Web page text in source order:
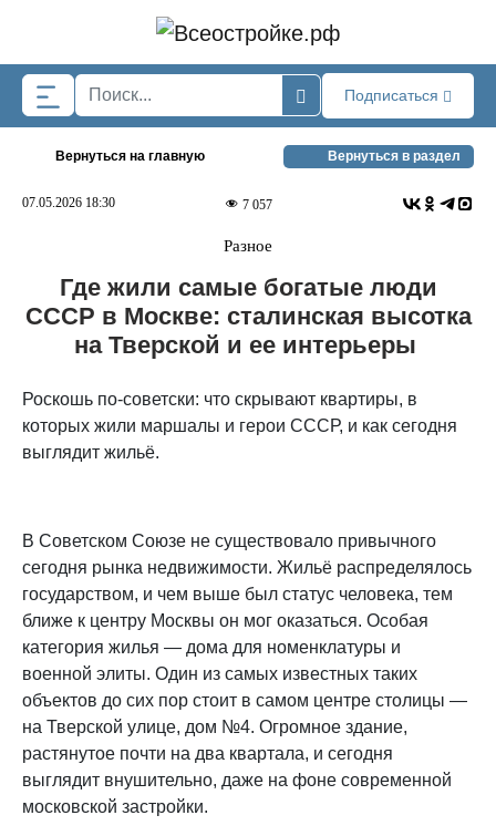
Подписаться
Вернуться на главную Вернуться в раздел
07.05.2026 18:30 7 057
Разное
Где жили самые богатые люди
СССР в Москве: сталинская высотка
на Тверской и ее интерьеры
Роскошь по-советски: что скрывают квартиры, в
которых жили маршалы и герои СССР, и как сегодня
выглядит жильё.
В Советском Союзе не существовало привычного
сегодня рынка недвижимости. Жильё распределялось
государством, и чем выше был статус человека, тем
ближе к центру Москвы он мог оказаться. Особая
категория жилья — дома для номенклатуры и
военной элиты. Один из самых известных таких
объектов до сих пор стоит в самом центре столицы —
на Тверской улице, дом №4. Огромное здание,
растянутое почти на два квартала, и сегодня
выглядит внушительно, даже на фоне современной
московской застройки.